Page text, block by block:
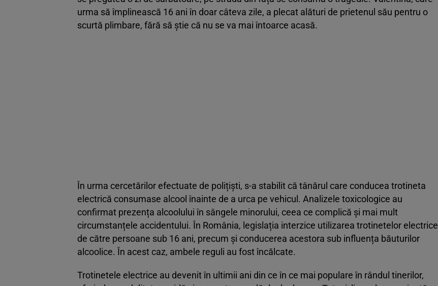
urma să împlinească 16 ani în doar câteva zile, a plecat alături de prietenul său pentru o
scurtă plimbare, fără să știe că nu se va mai întoarce acasă.
În urma cercetărilor efectuate de polițiști, s-a stabilit că tânărul care conducea trotineta
electrică consumase alcool înainte de a urca pe vehicul. Analizele toxicologice au
confirmat prezența alcoolului în sângele minorului, ceea ce complică și mai mult
circumstanțele accidentului. În România, legislația interzice utilizarea trotinetelor electrice
de către persoane sub 16 ani, precum și conducerea acestora sub influența băuturilor
alcoolice. În acest caz, ambele reguli au fost încălcate.
Trotinetele electrice au devenit în ultimii ani din ce în ce mai populare în rândul tinerilor,